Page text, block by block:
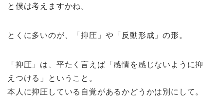
と僕は考えますかね。
とくに多いのが、「抑圧」や「反動形成」の形。
「抑圧」は、平たく言えば「感情を感じないように抑
えつける」ということ。
本人に抑圧している自覚があるかどうかは別にして。